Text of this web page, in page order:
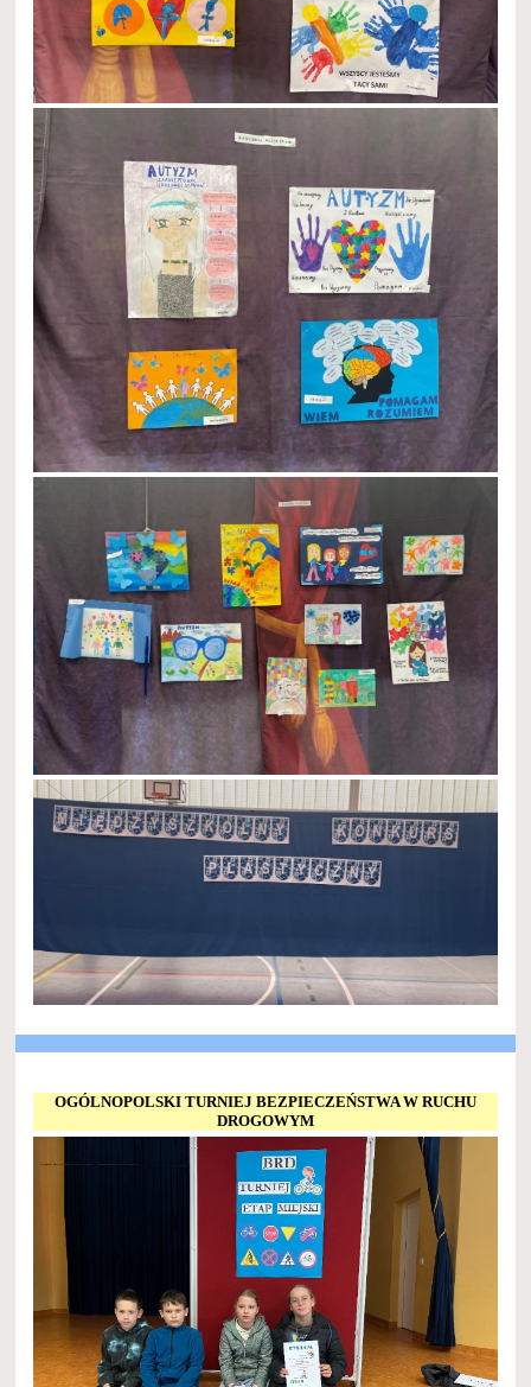
OGÓLNOPOLSKI TURNIEJ BEZPIECZEŃSTWA W RUCHU
DROGOWYM